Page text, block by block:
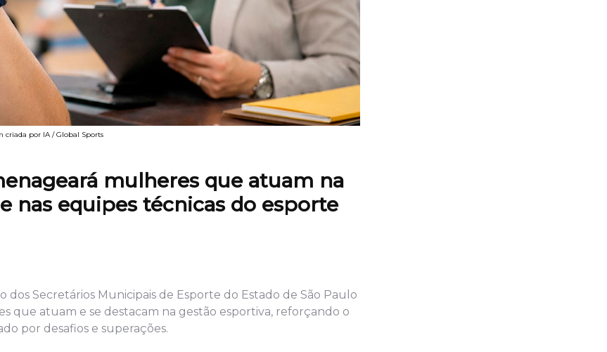
criada por IA / Global Sports
mulheres que atuam na
nas equipes técnicas do esporte
dos Secretários Municipais de Esporte do Estado de São Paulo
que atuam e se destacam na gestão esportiva, reforçando o
por desafios e superações.